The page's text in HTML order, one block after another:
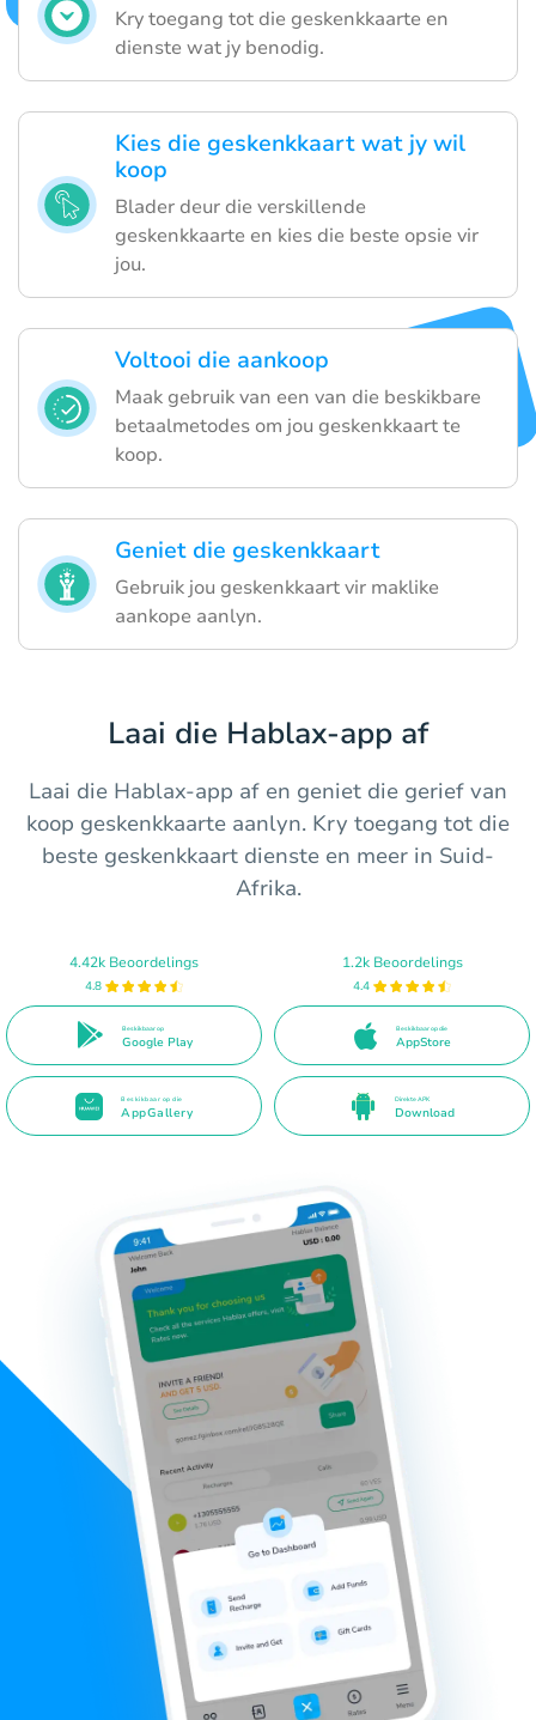
Kry toegang tot die geskenkkaarte en
dienste wat jy benodig.
Kies die geskenkkaart wat jy wil
koop
Blader deur die verskillende
geskenkkaarte en kies die beste opsie vir
jou.
Voltooi die aankoop
Maak gebruik van een van die beskikbare
betaalmetodes om jou geskenkkaart te
koop.
Geniet die geskenkkaart
Gebruik jou geskenkkaart vir maklike
aankope aanlyn.
Laai die Hablax-app af
Laai die Hablax-app af en geniet die gerief van
koop geskenkkaarte aanlyn. Kry toegang tot die
beste geskenkkaart dienste en meer in Suid-
Afrika.
4.42k Beoordelings
4.8
Beskikbaar op
Google Play
1.2k Beoordelings
4.4
Beskikbaar op die
AppStore
Beskikbaar op die
AppGallery
Direkte APK
Download